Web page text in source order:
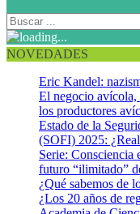
NOVEDADES
Eric Kandel:
El negocio avícola,
los productores
Estado de la
(SOFI) 2025:
Serie:
futuro “ilimitado”
¿Qué sabemos de
¿Los 20 años de